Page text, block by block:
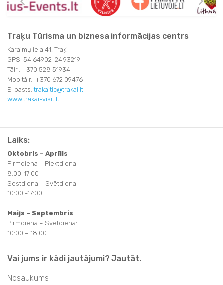
Traķu Tūrisma un biznesa informācijas centrs
Karaimų iela 41, Traķi
GPS: 54.64902 24.93219
Tālr.: +370 528 51934
Mob.tālr.: +370 672 09476
E-pasts: trakaitic@trakai.lt
www.trakai-visit.lt
Laiks:
Oktobris – Aprīlis
Pirmdiena – Piektdiena:
8:00-17:00
Sestdiena – Svētdiena:
10:00 -17:00
Maijs – Septembris
Pirmdiena – Svētdiena:
10:00 – 18:00
Vai jums ir kādi jautājumi? Jautāt.